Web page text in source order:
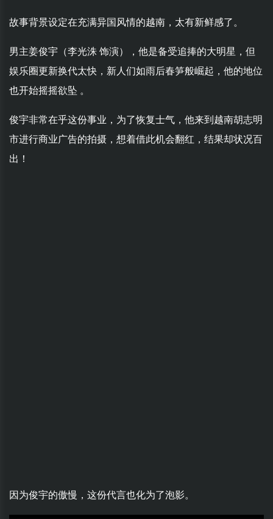
故事背景设定在充满异国风情的越南，太有新鲜感了。
男主姜俊宇（李光洙 饰演），他是备受追捧的大明星，但
娱乐圈更新换代太快，新人们如雨后春笋般崛起，他的地位
也开始摇摇欲坠 。
俊宇非常在乎这份事业，为了恢复士气，他来到越南胡志明
市进行商业广告的拍摄，想着借此机会翻红，结果却状况百
出！
因为俊宇的傲慢，这份代言也化为了泡影。